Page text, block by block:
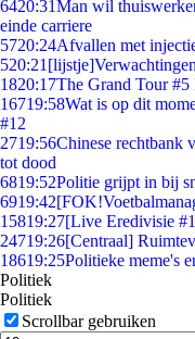
6420:31Man wil
einde carriere
5720:24Afvallen met
520:21
1820:17The Grand Tour
16719:58Wat is op dit
#12
2719:56Chinese rechtbank
tot dood
6819:52Politie grijpt in bij
6919:42
15819:27[Live Eredivisie
24719:26[Centraal]
18619:25Politieke meme's
Politiek
Politiek
Scrollbar gebruiken